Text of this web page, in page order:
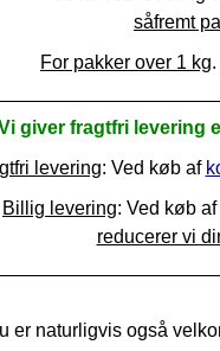
såfremt
For pakker over 1 kg
giver fragtfri levering
levering: Ved køb af
Billig levering: Ved køb
reducerer vi
er naturligvis også